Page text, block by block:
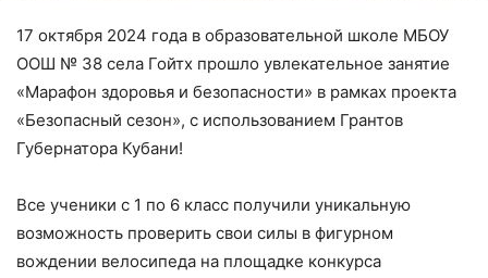
17 октября 2024 года в образовательной школе МБОУ
ООШ № 38 села Гойтх прошло увлекательное занятие
«Марафон здоровья и безопасности» в рамках проекта
«Безопасный сезон», с использованием Грантов
Губернатора Кубани!
Все ученики с 1 по 6 класс получили уникальную
возможность проверить свои силы в фигурном
вождении велосипеда на площадке конкурса